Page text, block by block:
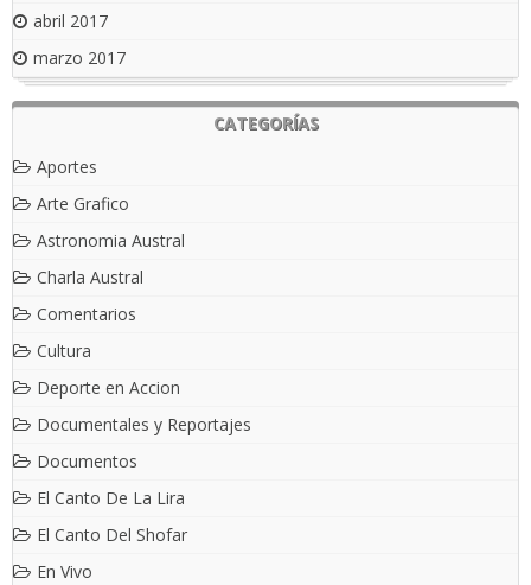
abril 2017
marzo 2017
CATEGORÍAS
Aportes
Arte Grafico
Astronomia Austral
Charla Austral
Comentarios
Cultura
Deporte en Accion
Documentales y Reportajes
Documentos
El Canto De La Lira
El Canto Del Shofar
En Vivo